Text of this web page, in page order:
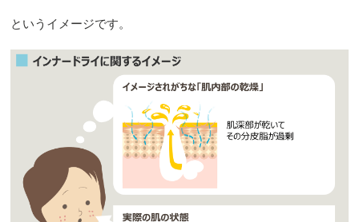
というイメージです。